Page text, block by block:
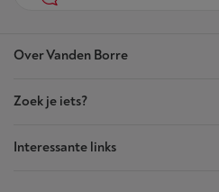
Over Vanden Borre
Onze winkels
Akte van Vertrouwen
Zoek je iets?
Je bestellingen
Interessante links